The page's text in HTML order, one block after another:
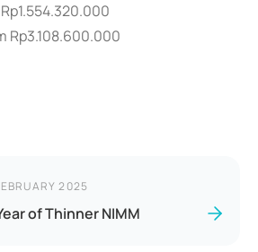
Rp3.108.600.000
2025
of Thinner NIMM